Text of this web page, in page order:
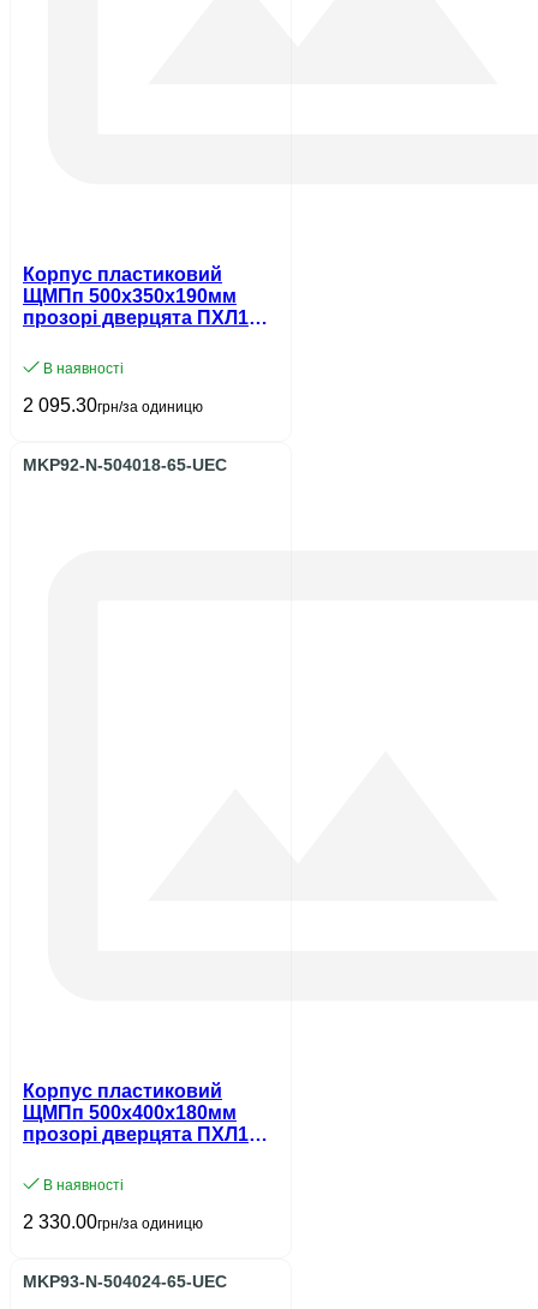
Корпус пластиковий
ЩМПп 500х350х190мм
прозорі дверцята ПХЛ1
В наявності
2 095.30грн/за одиницю
MKP92-N-504018-65-UEC
Корпус пластиковий
ЩМПп 500х400х180мм
прозорі дверцята ПХЛ1
В наявності
2 330.00грн/за одиницю
MKP93-N-504024-65-UEC